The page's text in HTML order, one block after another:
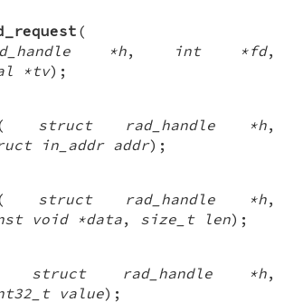
(
*h, int *fd,
*tv);
struct rad_handle *h,
in_addr addr);
struct rad_handle *h,
void *data, size_t len);
struct rad_handle *h,
value);